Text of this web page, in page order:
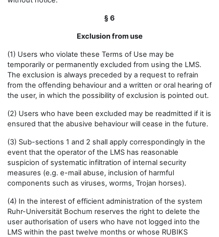
§ 6
Exclusion from use
(1) Users who violate these Terms of Use may be
temporarily or permanently excluded from using the LMS.
The exclusion is always preceded by a request to refrain
from the offending behaviour and a written or oral hearing of
the user, in which the possibility of exclusion is pointed out.
(2) Users who have been excluded may be readmitted if it is
ensured that the abusive behaviour will cease in the future.
(3) Sub-sections 1 and 2 shall apply correspondingly in the
event that the operator of the LMS has reasonable
suspicion of systematic infiltration of internal security
measures (e.g. e-mail abuse, inclusion of harmful
components such as viruses, worms, Trojan horses).
(4) In the interest of efficient administration of the system
Ruhr-Universität Bochum reserves the right to delete the
user authorisation of users who have not logged into the
LMS within the past twelve months or whose RUBIKS